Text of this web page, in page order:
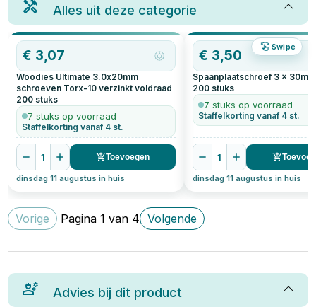
Alles uit deze categorie
Swipe
€ 3,07
Woodies Ultimate 3.0x20mm
schroeven Torx-10 verzinkt voldraad
200 stuks
7 stuks op voorraad
Staffelkorting vanaf 4 st.
1 Toevoegen
dinsdag 11 augustus in huis
€ 3,50
Spaanplaatschroef 3 x
200 stuks
7 stuks op voorraad
Staffelkorting vanaf 4 st.
1
dinsdag 11 augustus in huis
Vorige Pagina1 van 4 Volgende
Advies bij dit product